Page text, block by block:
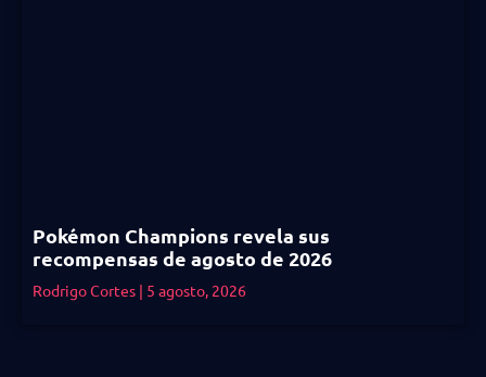
Pokémon Champions revela sus
recompensas de agosto de 2026
Rodrigo Cortes 5 agosto, 2026